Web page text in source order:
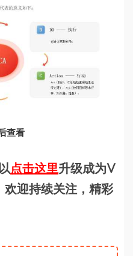
查看
点击这里升级成为V
欢迎持续关注，精彩